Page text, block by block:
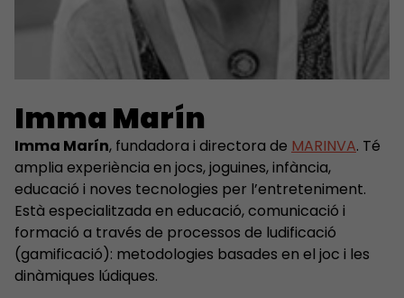
Imma Marín
Imma Marín, fundadora i directora de MARINVA. Té
amplia experiència en jocs, joguines, infància,
educació i noves tecnologies per l’entreteniment.
Està especialitzada en educació, comunicació i
formació a través de processos de ludificació
(gamificació): metodologies basades en el joc i les
dinàmiques lúdiques.